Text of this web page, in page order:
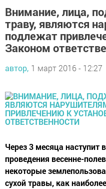
Внимание, лица,
траву, являются
подлежат
Законом
автор, 1 март 2016 - 12:27
Через 3 месяца наступит
проведения весенне-
некоторые
сухой травы, как